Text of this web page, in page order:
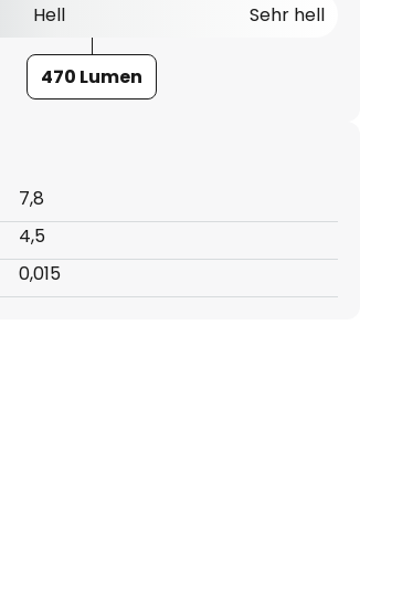
Hell Sehr hell
470 Lumen
7,8
4,5
0,015